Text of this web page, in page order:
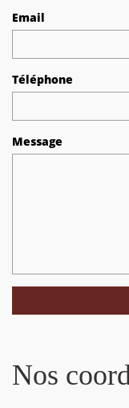
Email
Téléphone
Message
Nos